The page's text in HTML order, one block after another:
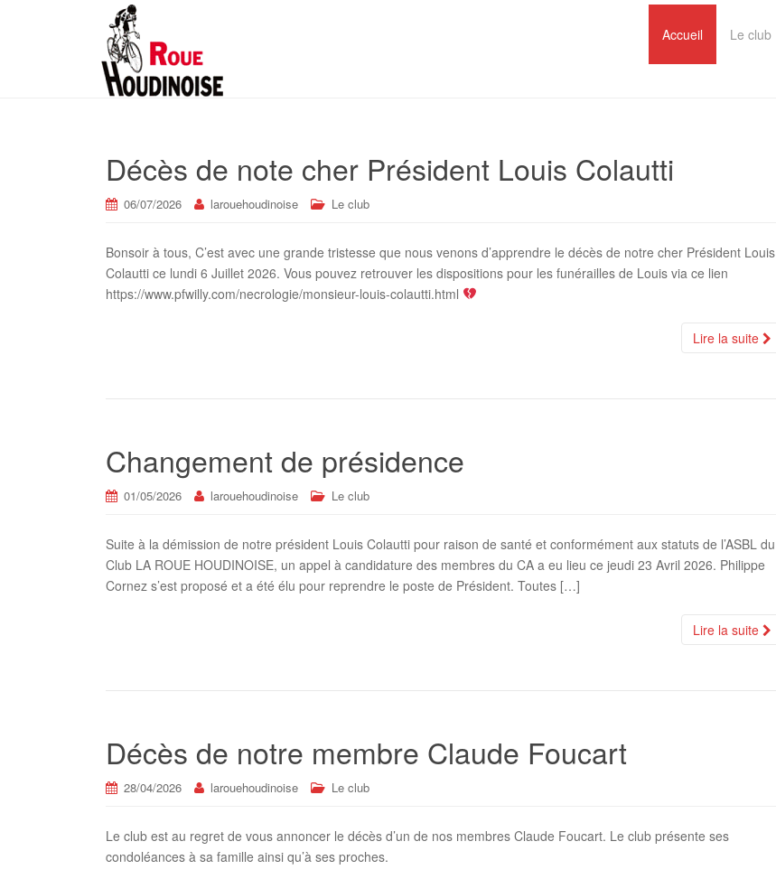
Accueil Le club
Décès de note cher Président Louis Colautti
06/07/2026 larouehoudinoise Le club
Bonsoir à tous, C’est avec une grande tristesse que nous venons d’apprendre le décès de notre cher Président Louis
Colautti ce lundi 6 Juillet 2026. Vous pouvez retrouver les dispositions pour les funérailles de Louis via ce lien
https://www.pfwilly.com/necrologie/monsieur-louis-colautti.html
Lire la suite
Changement de présidence
01/05/2026 larouehoudinoise Le club
Suite à la démission de notre président Louis Colautti pour raison de santé et conformément aux statuts de l’ASBL du
Club LA ROUE HOUDINOISE, un appel à candidature des membres du CA a eu lieu ce jeudi 23 Avril 2026. Philippe
Cornez s’est proposé et a été élu pour reprendre le poste de Président. Toutes […]
Lire la suite
Décès de notre membre Claude Foucart
28/04/2026 larouehoudinoise Le club
Le club est au regret de vous annoncer le décès d’un de nos membres Claude Foucart. Le club présente ses
condoléances à sa famille ainsi qu’à ses proches.